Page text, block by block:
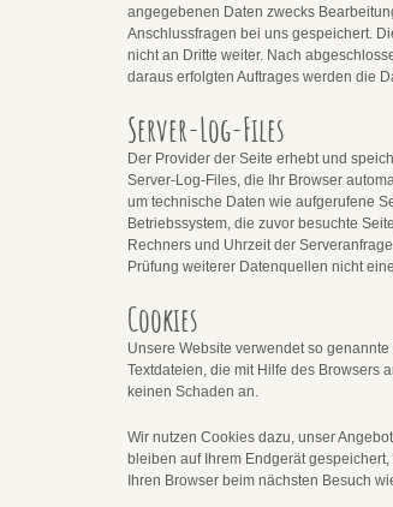
angegebenen Daten zwecks
Anschlussfragen bei uns gespeichert.
nicht an Dritte weiter. Nach
daraus erfolgten Auftrages werden die
Server-Log-Files
Der Provider der Seite erhebt und
Server-Log-Files, die Ihr Browser
um technische Daten wie aufgerufene
Betriebssystem, die zuvor besuchte
Rechners und Uhrzeit der
Prüfung weiterer Datenquellen nicht
Cookies
Unsere Website verwendet so
Textdateien, die mit Hilfe des Browsers
keinen Schaden an.
Wir nutzen Cookies dazu, unser
bleiben auf Ihrem Endgerät
Ihren Browser beim nächsten Besuch